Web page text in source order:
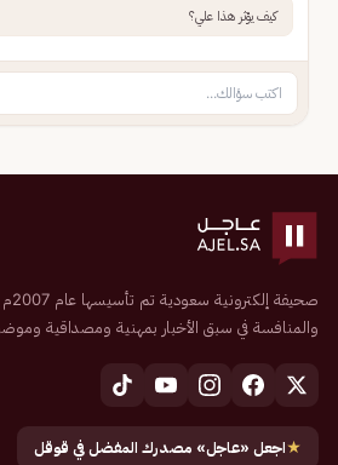
كيف يؤثر هذا علي؟
والمنافسة في سبق الأخبار بمهنية ومصداقية
★اجعل «عاجل» مصدرك المفضل في قوقل